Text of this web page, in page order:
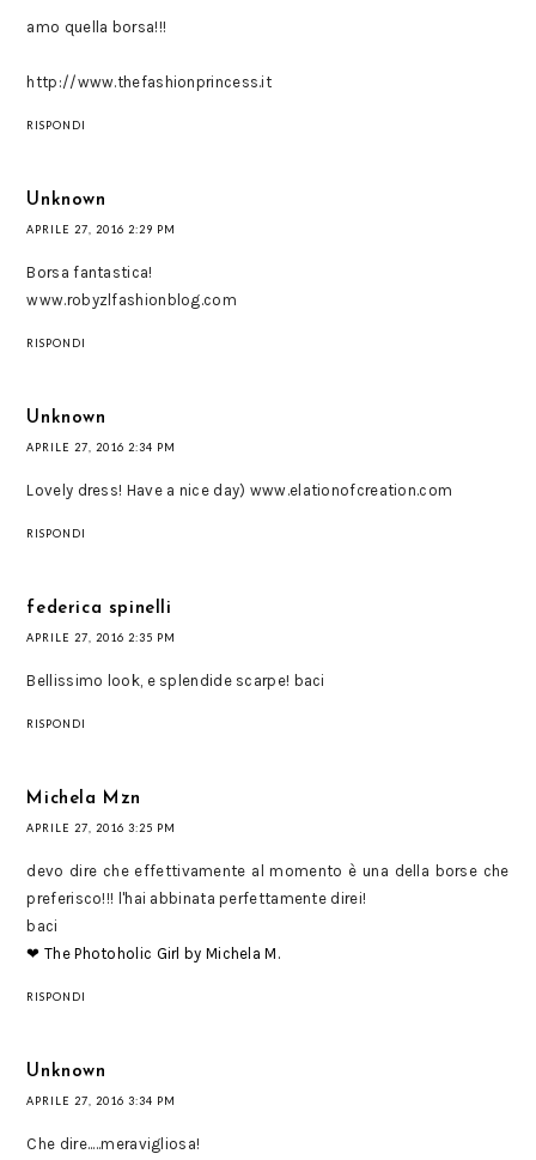
amo quella borsa!!!
http://www.thefashionprincess.it
RISPONDI
Unknown
APRILE 27, 2016 2:29 PM
Borsa fantastica!
www.robyzlfashionblog.com
RISPONDI
Unknown
APRILE 27, 2016 2:34 PM
Lovely dress! Have a nice day) www.elationofcreation.com
RISPONDI
federica spinelli
APRILE 27, 2016 2:35 PM
Bellissimo look, e splendide scarpe! baci
RISPONDI
Michela Mzn
APRILE 27, 2016 3:25 PM
devo dire che effettivamente al momento è una della borse che
preferisco!!! l'hai abbinata perfettamente direi!
baci
❤ The Photoholic Girl by Michela M.
RISPONDI
Unknown
APRILE 27, 2016 3:34 PM
Che dire.....meravigliosa!